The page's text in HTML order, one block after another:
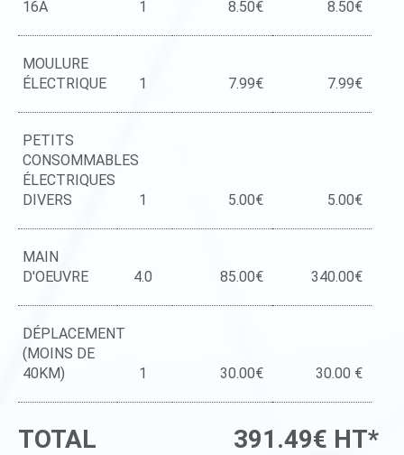
16A 1 8.50€ 8.50€
MOULURE
ÉLECTRIQUE
1 7.99€ 7.99€
PETITS
CONSOMMABLES
ÉLECTRIQUES
DIVERS
1 5.00€ 5.00€
MAIN
D'OEUVRE
4.0 85.00€ 340.00€
DÉPLACEMENT
(MOINS DE
40KM)
1 30.00€ 30.00 €
TOTAL 391.49€ HT*